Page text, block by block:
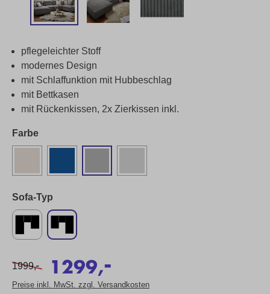
pflegeleichter Stoff
modernes Design
mit Schlaffunktion mit Hubbeschlag
mit Bettkasen
mit Rückenkissen, 2x Zierkissen inkl.
Farbe
Sofa-Typ
1999,- 1299,
-
Preise inkl. MwSt. zzgl. Versandkosten